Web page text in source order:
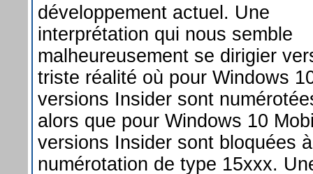
développement actuel. Une
interprétation qui nous semble
malheureusement se dirigier
triste réalité où pour Windows
versions Insider sont
alors que pour Windows 10
versions Insider sont bloquées
numérotation de type 15xxx.